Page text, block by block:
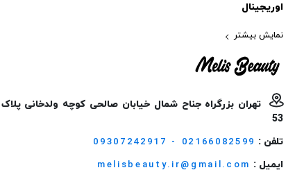
اوریجینال
نمایش بیشتر
تهران بزرگراه جناح شمال خیابان صالحی کوچه ولدخانی پلاک
53
تلفن : 09307242917 - 02166082599
ایمیل : melisbeauty.ir@gmail.com